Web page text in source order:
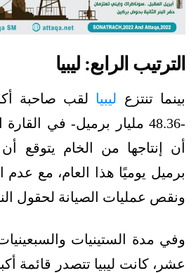
الترتيب الرابع: ليبيا
بينما تنتزع ليبيا لقب صاحبة
-48.36 مليار برميل- في
برميل يوميًا هذا العام، مع عدم
ونقص عمليات الصيانة لحقول
وفي مدة الستينيات
عشر، كانت ليبيا تتصدر قائمة